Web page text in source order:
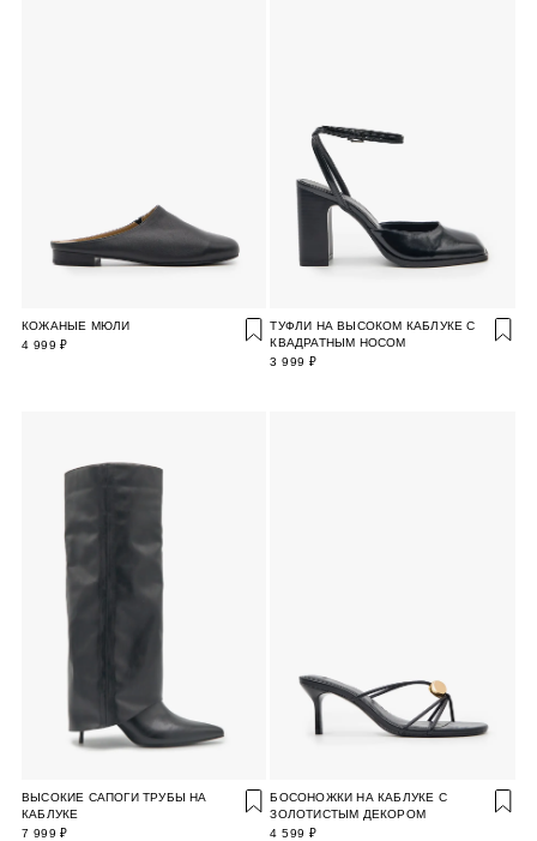
КОЖАНЫЕ МЮЛИ
4 999 ₽
ТУФЛИ НА ВЫСОКОМ КАБЛУКЕ С
КВАДРАТНЫМ НОСОМ
3 999 ₽
ВЫСОКИЕ САПОГИ ТРУБЫ НА
КАБЛУКЕ
7 999 ₽
БОСОНОЖКИ НА КАБЛУКЕ С
ЗОЛОТИСТЫМ ДЕКОРОМ
4 599 ₽